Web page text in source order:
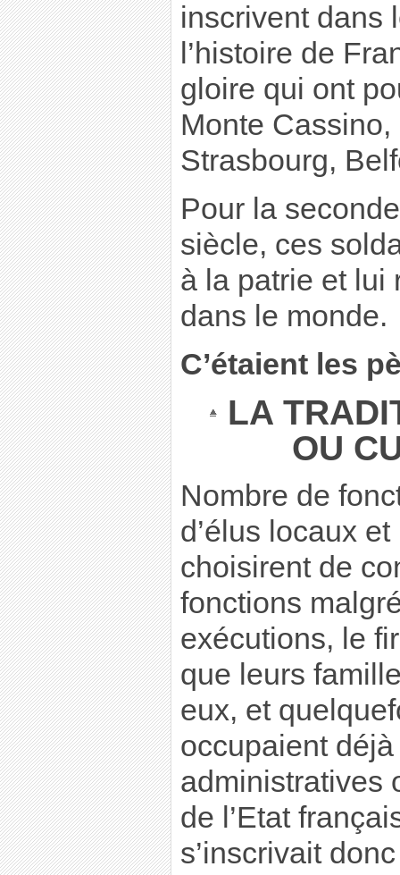
inscrivent dans
l’histoire de
gloire qui ont
Monte
Strasbourg,
Pour la
siècle, ces
à la patrie et lui
dans le monde.
C’étaient les
LA
OU
Nombre de
d’élus locaux
choisirent de
fonctions
exécutions, le
que leurs
eux, et
occupaient
administratives
de l’Etat
s’inscrivait